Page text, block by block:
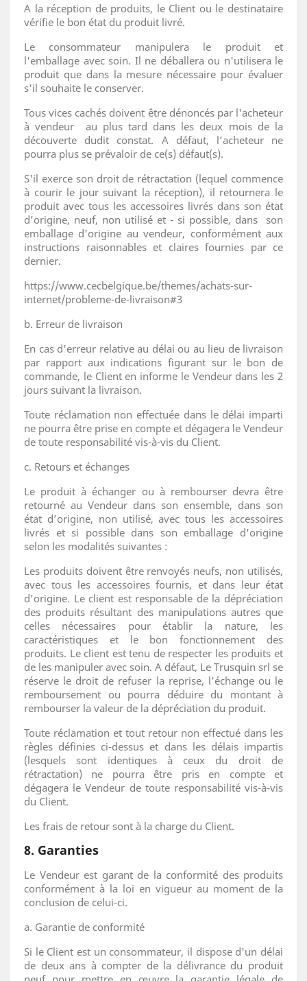
A la réception de produits, le Client ou le destinataire
vérifie le bon état du produit livré.
Le consommateur manipulera le produit et
l'emballage avec soin. Il ne déballera ou n'utilisera le
produit que dans la mesure nécessaire pour évaluer
s'il souhaite le conserver.
Tous vices cachés doivent être dénoncés par l'acheteur
à vendeur au plus tard dans les deux mois de la
découverte dudit constat. A défaut, l’acheteur ne
pourra plus se prévaloir de ce(s) défaut(s).
S'il exerce son droit de rétractation (lequel commence
à courir le jour suivant la réception), il retournera le
produit avec tous les accessoires livrés dans son état
d’origine, neuf, non utilisé et - si possible, dans son
emballage d'origine au vendeur, conformément aux
instructions raisonnables et claires fournies par ce
dernier.
https://www.cecbelgique.be/themes/achats-sur-
internet/probleme-de-livraison#3
b. Erreur de livraison
En cas d'erreur relative au délai ou au lieu de livraison
par rapport aux indications figurant sur le bon de
commande, le Client en informe le Vendeur dans les 2
jours suivant la livraison.
Toute réclamation non effectuée dans le délai imparti
ne pourra être prise en compte et dégagera le Vendeur
de toute responsabilité vis-à-vis du Client.
c. Retours et échanges
Le produit à échanger ou à rembourser devra être
retourné au Vendeur dans son ensemble, dans son
état d’origine, non utilisé, avec tous les accessoires
livrés et si possible dans son emballage d'origine
selon les modalités suivantes :
Les produits doivent être renvoyés neufs, non utilisés,
avec tous les accessoires fournis, et dans leur état
d’origine. Le client est responsable de la dépréciation
des produits résultant des manipulations autres que
celles nécessaires pour établir la nature, les
caractéristiques et le bon fonctionnement des
produits. Le client est tenu de respecter les produits et
de les manipuler avec soin. A défaut, Le Trusquin srl se
réserve le droit de refuser la reprise, l’échange ou le
remboursement ou pourra déduire du montant à
rembourser la valeur de la dépréciation du produit.
Toute réclamation et tout retour non effectué dans les
règles définies ci-dessus et dans les délais impartis
(lesquels sont identiques à ceux du droit de
rétractation) ne pourra être pris en compte et
dégagera le Vendeur de toute responsabilité vis-à-vis
du Client.
Les frais de retour sont à la charge du Client.
8. Garanties
Le Vendeur est garant de la conformité des produits
conformément à la loi en vigueur au moment de la
conclusion de celui-ci.
a. Garantie de conformité
Si le Client est un consommateur, il dispose d'un délai
de deux ans à compter de la délivrance du produit